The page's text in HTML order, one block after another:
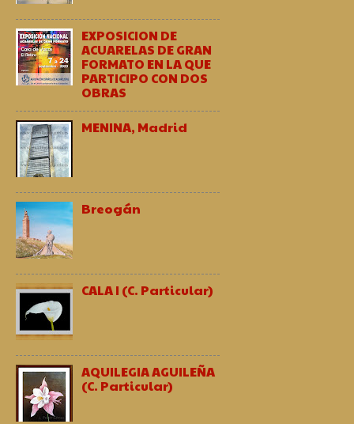
EXPOSICION DE
ACUARELAS DE GRAN
FORMATO EN LA QUE
PARTICIPO CON DOS
OBRAS
MENINA, Madrid
Breogán
CALA I (C. Particular)
AQUILEGIA AGUILEÑA
(C. Particular)